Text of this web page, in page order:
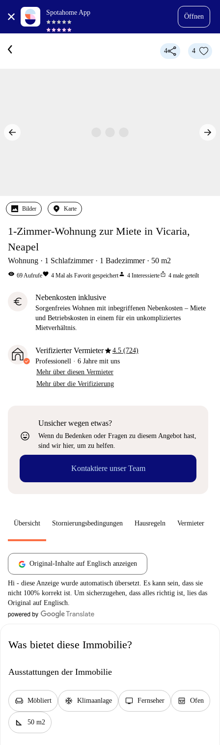
Spotahome App
Öffnen
4 4
Bilder Karte
1-Zimmer-Wohnung zur Miete in Vicaria,
Neapel
Wohnung 1 Schlafzimmer 1 Badezimmer 50 m2
visibility 69Aufrufefavorite 4 Mal als Favorit gespeichertperson 4 Interessierteios_share 4 male geteilt
euro Nebenkosten inklusive
Sorgenfreies Wohnen mit inbegriffenen Nebenkosten – Miete
und Betriebskosten in einem für ein unkompliziertes
Mietverhältnis.
Verifizierter Vermieterstar4.5 (724)
Professionell · 6 Jahre mit uns
Mehr über diesen Vermieter
Mehr über die Verifizierung
sentiment_very_satisfied
Unsicher wegen etwas?
Wenn du Bedenken oder Fragen zu diesem Angebot hast,
sind wir hier, um zu helfen.
Kontaktiere unser Team
Übersicht Stornierungsbedingungen Hausregeln Vermieter
Original-Inhalte auf Englisch anzeigen
Hi - diese Anzeige wurde automatisch übersetzt. Es kann sein, dass sie
nicht 100% korrekt ist. Um sicherzugehen, dass alles richtig ist, lies das
Original auf Englisch.
Was bietet diese Immobilie?
Ausstattungen der Immobilie
chair Möbliert ac_unit Klimaanlage tv Fernseher oven_gen Ofen
square_foot 50 m2